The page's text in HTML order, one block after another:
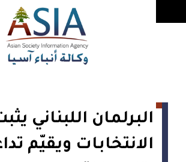
البرلمان اللبناني
الانتخابات ويقيّم